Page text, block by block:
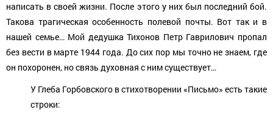
написать в своей жизни. После этого у них был последний бой.
Такова трагическая особенность полевой почты. Вот так и в
нашей семье… Мой дедушка Тихонов Петр Гаврилович пропал
без вести в марте 1944 года. До сих пор мы точно не знаем, где
он похоронен, но связь духовная с ним существует…
У Глеба Горбовского в стихотворении «Письмо» есть такие
строки: